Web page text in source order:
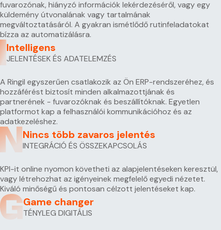
fuvarozónak, hiányzó információk lekérdezéséről, vagy egy
küldemény útvonalának vagy tartalmának
megváltoztatásáról. A gyakran ismétlődő rutinfeladatokat
bízza az automatizálásra.
Intelligens
JELENTÉSEK ÉS ADATELEMZÉS
A Ringil egyszerűen csatlakozik az Ön ERP-rendszeréhez, és
hozzáférést biztosít minden alkalmazottjának és
partnerének - fuvarozóknak és beszállítóknak. Egyetlen
platformot kap a felhasználói kommunikációhoz és az
adatkezeléshez.
Nincs több zavaros jelentés
INTEGRÁCIÓ ÉS ÖSSZEKAPCSOLÁS
KPI-it online nyomon követheti az alapjelentéseken keresztül,
vagy létrehozhat az igényeinek megfelelő egyedi nézetet.
Kiváló minőségű és pontosan célzott jelentéseket kap.
Game changer
TÉNYLEG DIGITÁLIS